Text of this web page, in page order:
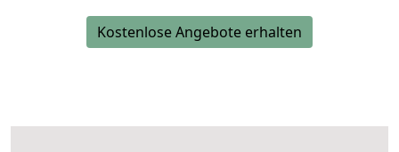
Kostenlose Angebote erhalten